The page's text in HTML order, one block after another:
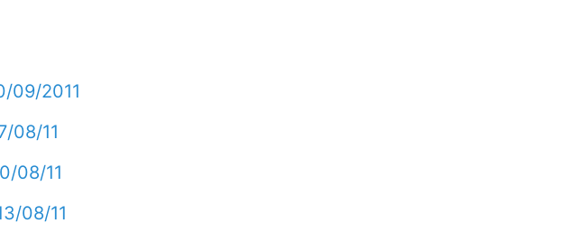
09/2011
08/11
08/11
08/11